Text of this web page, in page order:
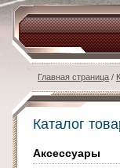
Главная страница /
Каталог
Аксессуары